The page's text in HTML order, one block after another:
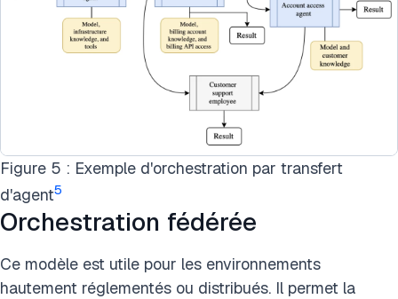
Figure 5 : Exemple d'orchestration par transfert
d'agent5
Orchestration fédérée
Ce modèle est utile pour les environnements
hautement réglementés ou distribués. Il permet la